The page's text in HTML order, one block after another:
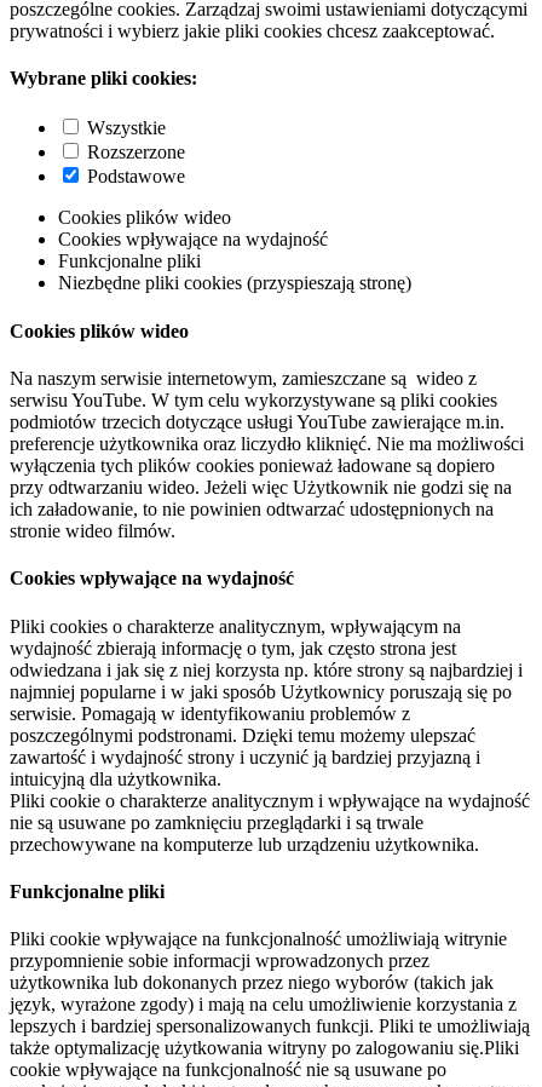
poszczególne cookies. Zarządzaj swoimi ustawieniami dotyczącymi
prywatności i wybierz jakie pliki cookies chcesz zaakceptować.
Wybrane pliki cookies:
Wszystkie
Rozszerzone
Podstawowe
Cookies plików wideo
Cookies wpływające na wydajność
Funkcjonalne pliki
Niezbędne pliki cookies (przyspieszają stronę)
Cookies plików wideo
Na naszym serwisie internetowym, zamieszczane są wideo z
serwisu YouTube. W tym celu wykorzystywane są pliki cookies
podmiotów trzecich dotyczące usługi YouTube zawierające m.in.
preferencje użytkownika oraz liczydło kliknięć. Nie ma możliwości
wyłączenia tych plików cookies ponieważ ładowane są dopiero
przy odtwarzaniu wideo. Jeżeli więc Użytkownik nie godzi się na
ich załadowanie, to nie powinien odtwarzać udostępnionych na
stronie wideo filmów.
Cookies wpływające na wydajność
Pliki cookies o charakterze analitycznym, wpływającym na
wydajność zbierają informację o tym, jak często strona jest
odwiedzana i jak się z niej korzysta np. które strony są najbardziej i
najmniej popularne i w jaki sposób Użytkownicy poruszają się po
serwisie. Pomagają w identyfikowaniu problemów z
poszczególnymi podstronami. Dzięki temu możemy ulepszać
zawartość i wydajność strony i uczynić ją bardziej przyjazną i
intuicyjną dla użytkownika.
Pliki cookie o charakterze analitycznym i wpływające na wydajność
nie są usuwane po zamknięciu przeglądarki i są trwale
przechowywane na komputerze lub urządzeniu użytkownika.
Funkcjonalne pliki
Pliki cookie wpływające na funkcjonalność umożliwiają witrynie
przypomnienie sobie informacji wprowadzonych przez
użytkownika lub dokonanych przez niego wyborów (takich jak
język, wyrażone zgody) i mają na celu umożliwienie korzystania z
lepszych i bardziej spersonalizowanych funkcji. Pliki te umożliwiają
także optymalizację użytkowania witryny po zalogowaniu się.Pliki
cookie wpływające na funkcjonalność nie są usuwane po